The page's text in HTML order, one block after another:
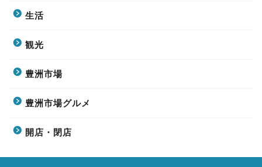
生活
観光
豊洲市場
豊洲市場グルメ
開店・閉店